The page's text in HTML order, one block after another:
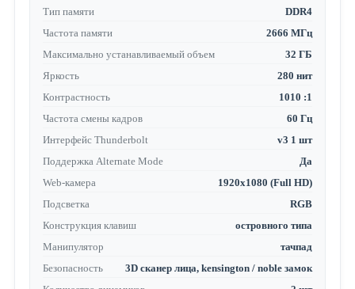
Тип памяти
DDR4
Частота памяти
2666 МГц
Максимально устанавливаемый объем
32 ГБ
Яркость
280 нит
Контрастность
1010 :1
Частота смены кадров
60 Гц
Интерфейс Thunderbolt
v3 1 шт
Поддержка Alternate Mode
Да
Web-камера
1920x1080 (Full HD)
Подсветка
RGB
Конструкция клавиш
островного типа
Манипулятор
тачпад
Безопасность
3D сканер лица, kensington / noble замок